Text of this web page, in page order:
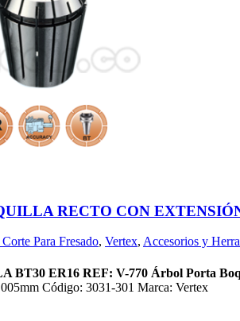
RECTO CON
Para Fresado, Vertex, Accesorios y
BT30 ER16 REF: V-770 Árbol Porta
Código: 3031-301 Marca: Vertex